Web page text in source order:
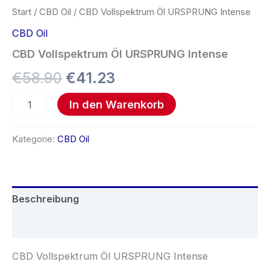
Start / CBD Oil / CBD Vollspektrum Öl URSPRUNG Intense
CBD Oil
CBD Vollspektrum Öl URSPRUNG Intense
€58.90 €41.23
In den Warenkorb
Kategorie: CBD Oil
Beschreibung
CBD Vollspektrum Öl URSPRUNG Intense